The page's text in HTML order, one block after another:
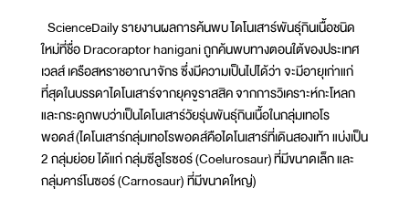
ScienceDaily รายงานผลการค้นพบ ไดโนเสาร์พันธุ์กินเนื้อชนิด
ใหม่ที่ชื่อ Dracoraptor hanigani ถูกค้นพบทางตอนใต้ของประเทศ
เวลส์ เครือสหราชอาณาจักร ซึ่งมีความเป็นไปได้ว่า จะมีอายุเก่าแก่
ที่สุดในบรรดาไดโนเสาร์จากยุคจูราสสิค จากการวิเคราะห์กะโหลก
และกระดูกพบว่าเป็นไดโนเสาร์วัยรุ่นพันธุ์กินเนื้อในกลุ่มเทอโร
พอดส์ (ไดโนเสาร์กลุ่มเทอโรพอดส์คือไดโนเสาร์ที่เดินสองเท้า แบ่งเป็น
2 กลุ่มย่อย ได้แก่ กลุ่มซีลูโรซอร์ (Coelurosaur) ที่มีขนาดเล็ก และ
กลุ่มคาร์โนซอร์ (Carnosaur) ที่มีขนาดใหญ่)